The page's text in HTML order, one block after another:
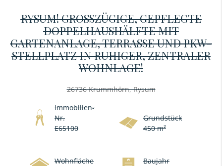
RYSUM! GROSSZÜGIGE, GEPFLEGTE D
OPPELHAUSHÄLFTE MIT G
ARTENANLAGE, TERRASSE UND PKW-S
TELLPLATZ IN RUHIGER, ZENTRALER W
OHNLAGE!
26736 Krummhörn, Rysum
Immobilien-
Nr.
E65100
Grundstück
450 m²
Wohnfläche
Baujahr